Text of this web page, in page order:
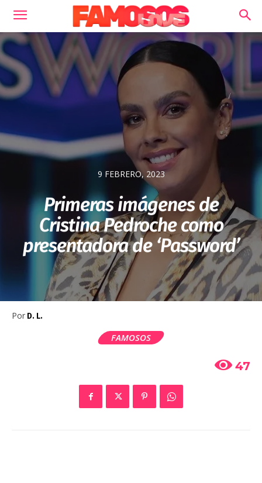
9 FEBRERO, 2023
Primeras imágenes de
Cristina Pedroche como
presentadora de ‘Password’
Por D. L.
FAMOSOS
47